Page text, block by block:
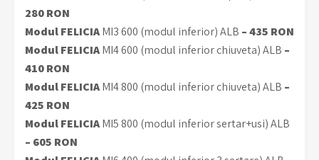
280 RON
Modul FELICIAMI3 600 (modul inferior) ALB – 435 RON
Modul FELICIAMI4 600 (modul inferior chiuveta) ALB –
410 RON
Modul FELICIAMI4 800 (modul inferior chiuveta) ALB –
425 RON
Modul FELICIAMI5 800 (modul inferior sertar+usi) ALB
– 605 RON